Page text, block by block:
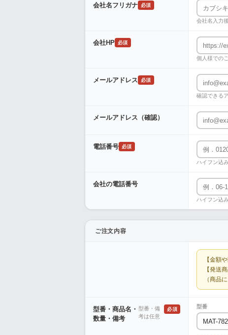
会社名フリガナ 必須
会社名入力
会社HP 必須
個人様での
メールアドレス 必須
確認できる
メールアドレス（確認）
電話番号 必須
ハイフン込
会社の電話番号
ハイフン込
ご注文内容
【金額
【発送
（商品
型番・商品名・
数量・備考
型番・備
考は任意
必須 型番